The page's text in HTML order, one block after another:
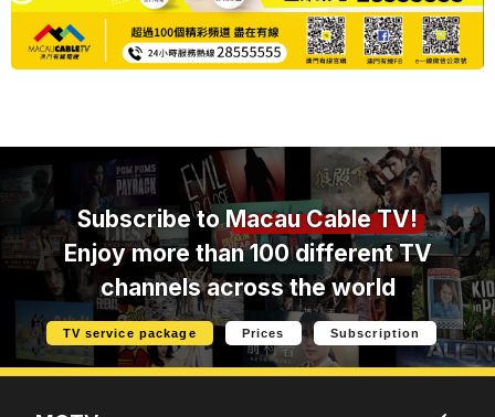
Subscribe toMacau Cable TV!
Enjoy more than 100 different TV
channels across the world
TV service package Prices Subscription